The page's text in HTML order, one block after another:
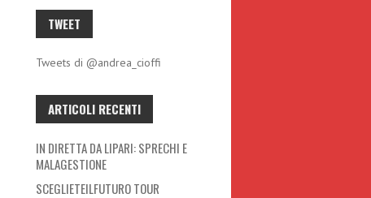
TWEET
Tweets di @andrea_cioffi
ARTICOLI RECENTI
IN DIRETTA DA LIPARI: SPRECHI E
MALAGESTIONE
SCEGLIETEILFUTURO TOUR